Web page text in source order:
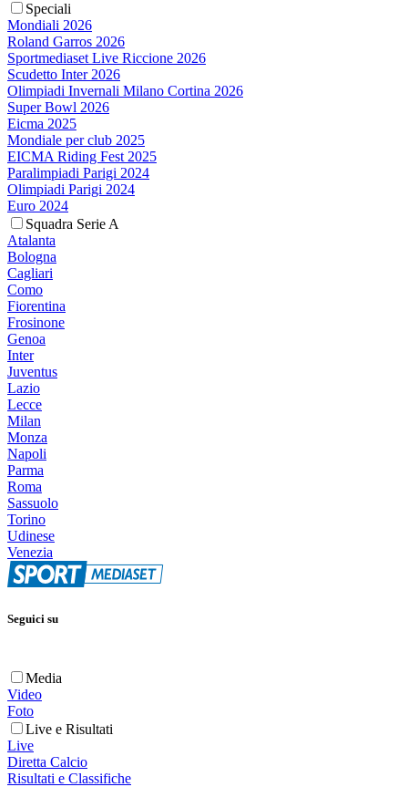
Speciali
Mondiali 2026
Roland Garros 2026
Sportmediaset Live Riccione 2026
Scudetto Inter 2026
Olimpiadi Invernali Milano Cortina 2026
Super Bowl 2026
Eicma 2025
Mondiale per club 2025
EICMA Riding Fest 2025
Paralimpiadi Parigi 2024
Olimpiadi Parigi 2024
Euro 2024
Squadra Serie A
Atalanta
Bologna
Cagliari
Como
Fiorentina
Frosinone
Genoa
Inter
Juventus
Lazio
Lecce
Milan
Monza
Napoli
Parma
Roma
Sassuolo
Torino
Udinese
Venezia
Seguici su
Media
Video
Foto
Live e Risultati
Live
Diretta Calcio
Risultati e Classifiche